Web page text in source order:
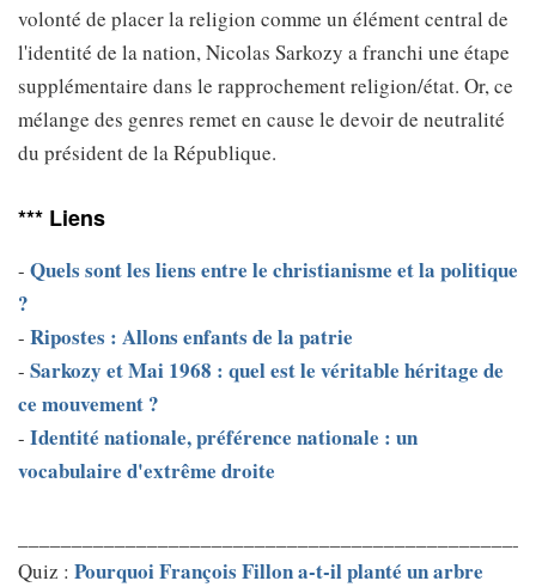
volonté de placer la religion comme un élément central de
l'identité de la nation, Nicolas Sarkozy a franchi une étape
supplémentaire dans le rapprochement religion/état. Or, ce
mélange des genres remet en cause le devoir de neutralité
du président de la République.
*** Liens
- Quels sont les liens entre le christianisme et la politique
?
- Ripostes : Allons enfants de la patrie
- Sarkozy et Mai 1968 : quel est le véritable héritage de
ce mouvement ?
- Identité nationale, préférence nationale : un
vocabulaire d'extrême droite
Quiz : Pourquoi François Fillon a-t-il planté un arbre